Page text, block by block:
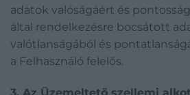
adatok valóságáért és
által rendelkezésre bocsátott
valótlanságából és
a Felhasználó felelős.